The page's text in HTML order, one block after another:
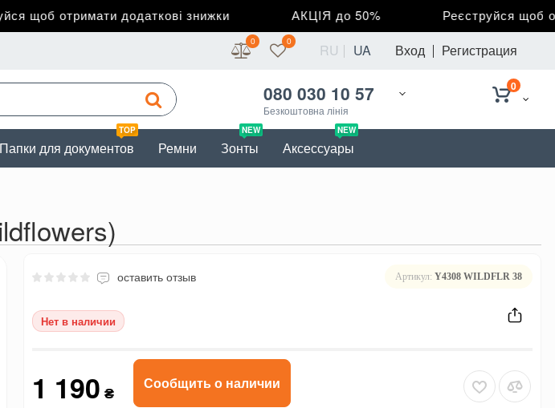
щоб отримати додаткові знижки АКЦІЯ до 50% Реєструйся щоб
Вход Регистрация
0 0 RU UA
080 030 10 57
Безкоштовна лінія
0
TOP
Папки для документов Ремни
NEW
Зонты
NEW
Аксессуары
оставить отзыв Артикул: Y4308 WILDFLR 38
Нет в наличии
1 190 ₴ Сообщить о наличии